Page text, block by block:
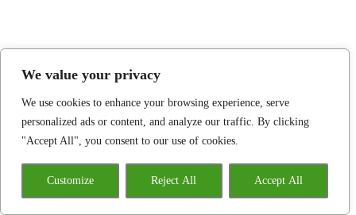
We value your privacy
We use cookies to enhance your browsing experience, serve
personalized ads or content, and analyze our traffic. By clicking
"Accept All", you consent to our use of cookies.
Customize Reject All Accept All